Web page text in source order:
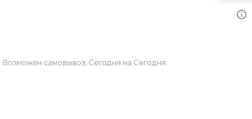
Возможен самовывоз, Сегодня на Сегодня.